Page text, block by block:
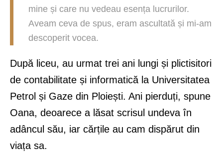
mine și care nu vedeau esența lucrurilor.
Aveam ceva de spus, eram ascultată și mi-am
descoperit vocea.
După liceu, au urmat trei ani lungi și plictisitori
de contabilitate și informatică la Universitatea
Petrol și Gaze din Ploiești. Ani pierduți, spune
Oana, deoarece a lăsat scrisul undeva în
adâncul său, iar cărțile au cam dispărut din
viața sa.